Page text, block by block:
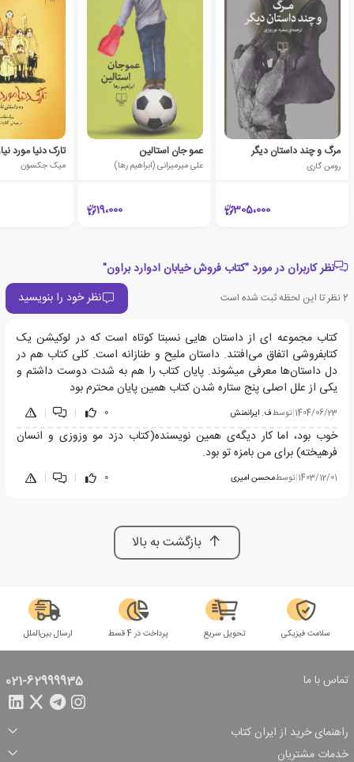
مرگ و چند داستان دیگر
رومن گاری
305،000
عمو جان استالین
علی میرمیرانی (ابراهیم رها)
19،000
تارک دنیا مورد
میک جکسون
نظر کاربران در مورد "کتاب فروش خیابان ادوارد براون"
2نظر تا این لحظه ثبت شده است نظر خود را بنویسید
کتاب مجموعه ای از داستان هایی نسبتا کوتاه است که در لوکیشن یک
کتابفروشی اتفاق می‌افتند. داستان ملیح و طنازانه است. کلی کتاب هم در
دل داستان‌ها معرفی میشوند. پایان کتاب را هم به شدت دوست داشتم و
یکی از علل اصلی پنج ستاره شدن کتاب همین پایان محترم بود
1404/06/23
|توسطف. ایرانمنش 0
|
|
خوب بود، اما کار دیگه‌ی همین نویسنده(کتاب دزد مو وزوزی و انسان
فرهیخته) برای من بامزه تو بود.
1403/12/01
|توسطمحسن امیری 0
|
|
بازگشت به بالا
سلامت فیزیکی تحویل سریع پرداخت در 4 قسط ارسال بین‌الملل
تماس با ما 021-62999935
راهنمای خرید از ایران کتاب
ثبت سفارش
شرایط ارسال سفارش
شیوه پرداخت
تخفیف‌های خرید
خدمات مشتریان